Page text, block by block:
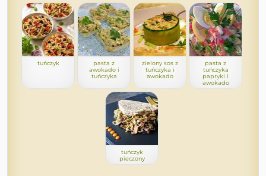
tuńczyk
pasta z
awokado i
tuńczyka
zielony sos z
tuńczyka i
awokado
pasta z
tuńczyka
papryki i
awokado
tuńczyk
pieczony